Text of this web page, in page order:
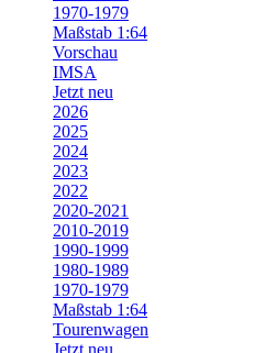
1970-1979
Maßstab 1:64
Vorschau
IMSA
Jetzt neu
2026
2025
2024
2023
2022
2020-2021
2010-2019
1990-1999
1980-1989
1970-1979
Maßstab 1:64
Tourenwagen
Jetzt neu